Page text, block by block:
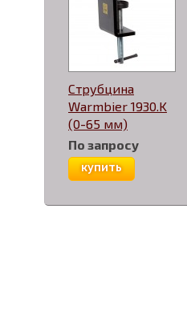
Струбцина
Warmbier 1930.K
(0-65 мм)
По запросу
купить